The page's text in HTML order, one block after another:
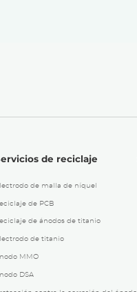
de reciclaje
de malla de níquel
de PCB
de ánodos de titanio
de titanio
MMO
DSA